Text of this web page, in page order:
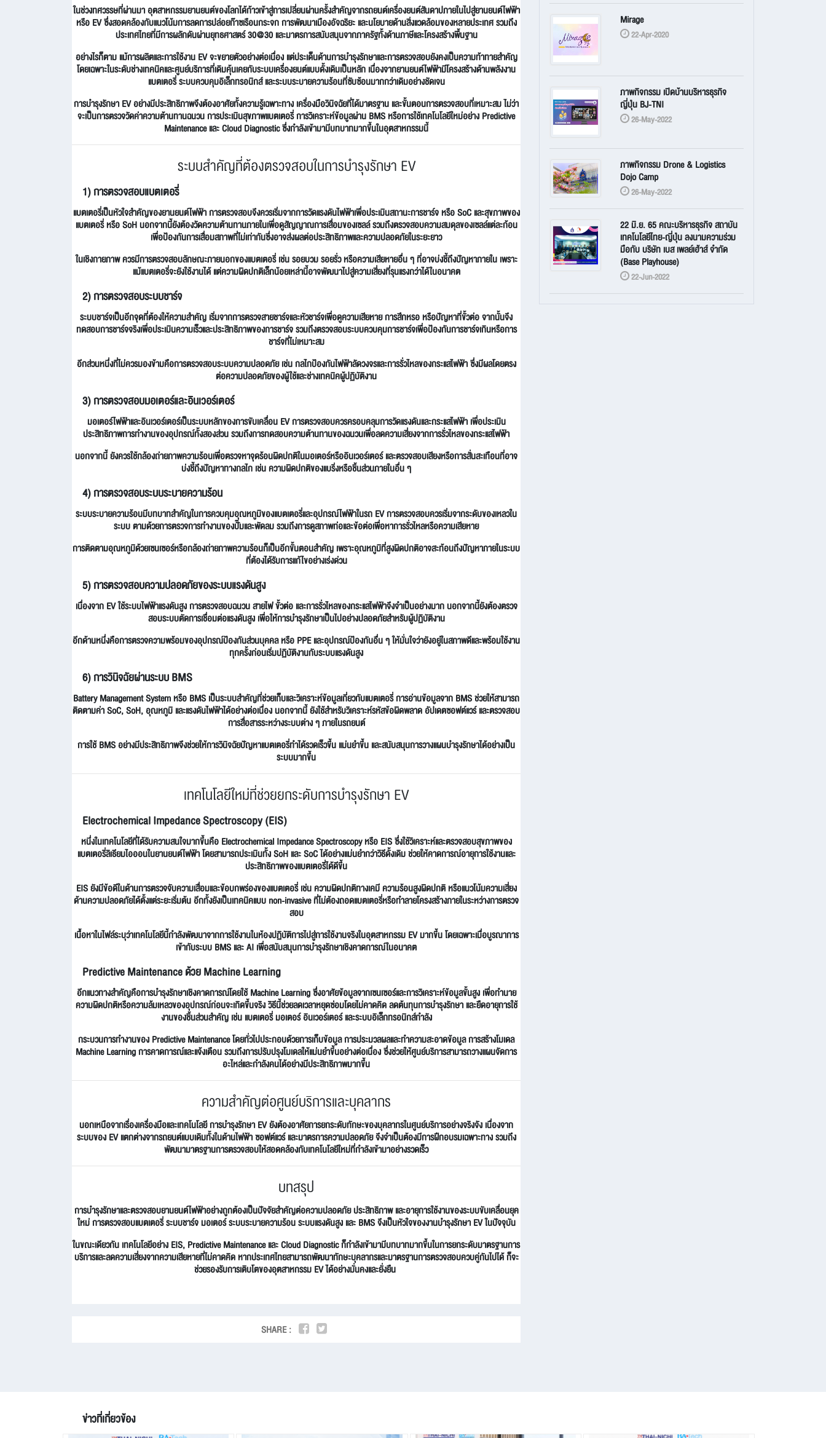
ในช่วงทศวรรษที่ผ่านมา อุตสาหกรรมยานยนต์ของโลกได้ก้าวเข้าสู่การเปลี่ยนผ่านครั้งสำคัญจากรถยนต์เครื่องยนต์สันดาปภายในไปสู่ยานยนต์ไฟฟ้า
หรือ EV ซึ่งสอดคล้องกับแนวโน้มการลดการปล่อยก๊าซเรือนกระจก การพัฒนาเมืองอัจฉริยะ และนโยบายด้านสิ่งแวดล้อมของหลายประเทศ รวมถึง
ประเทศไทยที่มีการผลักดันผ่านยุทธศาสตร์ 30@30 และมาตรการสนับสนุนจากภาครัฐทั้งด้านภาษีและโครงสร้างพื้นฐาน
อย่างไรก็ตาม แม้การผลิตและการใช้งาน EV จะขยายตัวอย่างต่อเนื่อง แต่ประเด็นด้านการบำรุงรักษาและการตรวจสอบยังคงเป็นความท้าทายสำคัญ
โดยเฉพาะในระดับช่างเทคนิคและศูนย์บริการที่เดิมคุ้นเคยกับระบบเครื่องยนต์แบบดั้งเดิมเป็นหลัก เนื่องจากยานยนต์ไฟฟ้ามีโครงสร้างด้านพลังงาน
แบตเตอรี่ ระบบควบคุมอิเล็กทรอนิกส์ และระบบระบายความร้อนที่ซับซ้อนมากกว่าเดิมอย่างชัดเจน
การบำรุงรักษา EV อย่างมีประสิทธิภาพจึงต้องอาศัยทั้งความรู้เฉพาะทาง เครื่องมือวินิจฉัยที่ได้มาตรฐาน และขั้นตอนการตรวจสอบที่เหมาะสม ไม่ว่า
จะเป็นการตรวจวัดค่าความต้านทานฉนวน การประเมินสุขภาพแบตเตอรี่ การวิเคราะห์ข้อมูลผ่าน BMS หรือการใช้เทคโนโลยีใหม่อย่าง Predictive
Maintenance และ Cloud Diagnostic ซึ่งกำลังเข้ามามีบทบาทมากขึ้นในอุตสาหกรรมนี้
ระบบสำคัญที่ต้องตรวจสอบในการบำรุงรักษา EV
1) การตรวจสอบแบตเตอรี่
แบตเตอรี่เป็นหัวใจสำคัญของยานยนต์ไฟฟ้า การตรวจสอบจึงควรเริ่มจากการวัดแรงดันไฟฟ้าเพื่อประเมินสถานะการชาร์จ หรือ SoC และสุขภาพของ
แบตเตอรี่ หรือ SoH นอกจากนี้ยังต้องวัดความต้านทานภายในเพื่อดูสัญญาณการเสื่อมของเซลล์ รวมถึงตรวจสอบความสมดุลของเซลล์แต่ละก้อน
เพื่อป้องกันการเสื่อมสภาพที่ไม่เท่ากันซึ่งอาจส่งผลต่อประสิทธิภาพและความปลอดภัยในระยะยาว
ในเชิงกายภาพ ควรมีการตรวจสอบลักษณะภายนอกของแบตเตอรี่ เช่น รอยบวม รอยรั่ว หรือความเสียหายอื่น ๆ ที่อาจบ่งชี้ถึงปัญหาภายใน เพราะ
แม้แบตเตอรี่จะยังใช้งานได้ แต่ความผิดปกติเล็กน้อยเหล่านี้อาจพัฒนาไปสู่ความเสี่ยงที่รุนแรงกว่าได้ในอนาคต
2) การตรวจสอบระบบชาร์จ
ระบบชาร์จเป็นอีกจุดที่ต้องให้ความสำคัญ เริ่มจากการตรวจสายชาร์จและหัวชาร์จเพื่อดูความเสียหาย การสึกหรอ หรือปัญหาที่ขั้วต่อ จากนั้นจึง
ทดสอบการชาร์จจริงเพื่อประเมินความเร็วและประสิทธิภาพของการชาร์จ รวมถึงตรวจสอบระบบควบคุมการชาร์จเพื่อป้องกันการชาร์จเกินหรือการ
ชาร์จที่ไม่เหมาะสม
อีกส่วนหนึ่งที่ไม่ควรมองข้ามคือการตรวจสอบระบบความปลอดภัย เช่น กลไกป้องกันไฟฟ้าลัดวงจรและการรั่วไหลของกระแสไฟฟ้า ซึ่งมีผลโดยตรง
ต่อความปลอดภัยของผู้ใช้และช่างเทคนิคผู้ปฏิบัติงาน
3) การตรวจสอบมอเตอร์และอินเวอร์เตอร์
มอเตอร์ไฟฟ้าและอินเวอร์เตอร์เป็นระบบหลักของการขับเคลื่อน EV การตรวจสอบควรครอบคลุมการวัดแรงดันและกระแสไฟฟ้า เพื่อประเมิน
ประสิทธิภาพการทำงานของอุปกรณ์ทั้งสองส่วน รวมถึงการทดสอบความต้านทานของฉนวนเพื่อลดความเสี่ยงจากการรั่วไหลของกระแสไฟฟ้า
นอกจากนี้ ยังควรใช้กล้องถ่ายภาพความร้อนเพื่อตรวจหาจุดร้อนผิดปกติในมอเตอร์หรืออินเวอร์เตอร์ และตรวจสอบเสียงหรือการสั่นสะเทือนที่อาจ
บ่งชี้ถึงปัญหาทางกลไก เช่น ความผิดปกติของแบริ่งหรือชิ้นส่วนภายในอื่น ๆ
4) การตรวจสอบระบบระบายความร้อน
ระบบระบายความร้อนมีบทบาทสำคัญในการควบคุมอุณหภูมิของแบตเตอรี่และอุปกรณ์ไฟฟ้าในรถ EV การตรวจสอบควรเริ่มจากระดับของเหลวใน
ระบบ ตามด้วยการตรวจการทำงานของปั๊มและพัดลม รวมถึงการดูสภาพท่อและข้อต่อเพื่อหาการรั่วไหลหรือความเสียหาย
การติดตามอุณหภูมิด้วยเซนเซอร์หรือกล้องถ่ายภาพความร้อนก็เป็นอีกขั้นตอนสำคัญ เพราะอุณหภูมิที่สูงผิดปกติอาจสะท้อนถึงปัญหาภายในระบบ
ที่ต้องได้รับการแก้ไขอย่างเร่งด่วน
5) การตรวจสอบความปลอดภัยของระบบแรงดันสูง
เนื่องจาก EV ใช้ระบบไฟฟ้าแรงดันสูง การตรวจสอบฉนวน สายไฟ ขั้วต่อ และการรั่วไหลของกระแสไฟฟ้าจึงจำเป็นอย่างมาก นอกจากนี้ยังต้องตรวจ
สอบระบบตัดการเชื่อมต่อแรงดันสูง เพื่อให้การบำรุงรักษาเป็นไปอย่างปลอดภัยสำหรับผู้ปฏิบัติงาน
อีกด้านหนึ่งคือการตรวจความพร้อมของอุปกรณ์ป้องกันส่วนบุคคล หรือ PPE และอุปกรณ์ป้องกันอื่น ๆ ให้มั่นใจว่ายังอยู่ในสภาพดีและพร้อมใช้งาน
ทุกครั้งก่อนเริ่มปฏิบัติงานกับระบบแรงดันสูง
6) การวินิจฉัยผ่านระบบ BMS
Battery Management System หรือ BMS เป็นระบบสำคัญที่ช่วยเก็บและวิเคราะห์ข้อมูลเกี่ยวกับแบตเตอรี่ การอ่านข้อมูลจาก BMS ช่วยให้สามารถ
ติดตามค่า SoC, SoH, อุณหภูมิ และแรงดันไฟฟ้าได้อย่างต่อเนื่อง นอกจากนี้ ยังใช้สำหรับวิเคราะห์รหัสข้อผิดพลาด อัปเดตซอฟต์แวร์ และตรวจสอบ
การสื่อสารระหว่างระบบต่าง ๆ ภายในรถยนต์
การใช้ BMS อย่างมีประสิทธิภาพจึงช่วยให้การวินิจฉัยปัญหาแบตเตอรี่ทำได้รวดเร็วขึ้น แม่นยำขึ้น และสนับสนุนการวางแผนบำรุงรักษาได้อย่างเป็น
ระบบมากขึ้น
เทคโนโลยีใหม่ที่ช่วยยกระดับการบำรุงรักษา EV
Electrochemical Impedance Spectroscopy (EIS)
หนึ่งในเทคโนโลยีที่ได้รับความสนใจมากขึ้นคือ Electrochemical Impedance Spectroscopy หรือ EIS ซึ่งใช้วิเคราะห์และตรวจสอบสุขภาพของ
แบตเตอรี่ลิเธียมไอออนในยานยนต์ไฟฟ้า โดยสามารถประเมินทั้ง SoH และ SoC ได้อย่างแม่นยำกว่าวิธีดั้งเดิม ช่วยให้คาดการณ์อายุการใช้งานและ
ประสิทธิภาพของแบตเตอรี่ได้ดีขึ้น
EIS ยังมีข้อดีในด้านการตรวจจับความเสื่อมและข้อบกพร่องของแบตเตอรี่ เช่น ความผิดปกติทางเคมี ความร้อนสูงผิดปกติ หรือแนวโน้มความเสี่ยง
ด้านความปลอดภัยได้ตั้งแต่ระยะเริ่มต้น อีกทั้งยังเป็นเทคนิคแบบ non-invasive ที่ไม่ต้องถอดแบตเตอรี่หรือทำลายโครงสร้างภายในระหว่างการตรวจ
สอบ
เนื้อหาในไฟล์ระบุว่าเทคโนโลยีนี้กำลังพัฒนาจากการใช้งานในห้องปฏิบัติการไปสู่การใช้งานจริงในอุตสาหกรรม EV มากขึ้น โดยเฉพาะเมื่อบูรณาการ
เข้ากับระบบ BMS และ AI เพื่อสนับสนุนการบำรุงรักษาเชิงคาดการณ์ในอนาคต
Predictive Maintenance ด้วย Machine Learning
อีกแนวทางสำคัญคือการบำรุงรักษาเชิงคาดการณ์โดยใช้ Machine Learning ซึ่งอาศัยข้อมูลจากเซนเซอร์และการวิเคราะห์ข้อมูลขั้นสูง เพื่อทำนาย
ความผิดปกติหรือความล้มเหลวของอุปกรณ์ก่อนจะเกิดขึ้นจริง วิธีนี้ช่วยลดเวลาหยุดซ่อมโดยไม่คาดคิด ลดต้นทุนการบำรุงรักษา และยืดอายุการใช้
งานของชิ้นส่วนสำคัญ เช่น แบตเตอรี่ มอเตอร์ อินเวอร์เตอร์ และระบบอิเล็กทรอนิกส์กำลัง
กระบวนการทำงานของ Predictive Maintenance โดยทั่วไปประกอบด้วยการเก็บข้อมูล การประมวลผลและทำความสะอาดข้อมูล การสร้างโมเดล
Machine Learning การคาดการณ์และแจ้งเตือน รวมถึงการปรับปรุงโมเดลให้แม่นยำขึ้นอย่างต่อเนื่อง ซึ่งช่วยให้ศูนย์บริการสามารถวางแผนจัดการ
อะไหล่และกำลังคนได้อย่างมีประสิทธิภาพมากขึ้น
ความสำคัญต่อศูนย์บริการและบุคลากร
นอกเหนือจากเรื่องเครื่องมือและเทคโนโลยี การบำรุงรักษา EV ยังต้องอาศัยการยกระดับทักษะของบุคลากรในศูนย์บริการอย่างจริงจัง เนื่องจาก
ระบบของ EV แตกต่างจากรถยนต์แบบเดิมทั้งในด้านไฟฟ้า ซอฟต์แวร์ และมาตรการความปลอดภัย จึงจำเป็นต้องมีการฝึกอบรมเฉพาะทาง รวมถึง
พัฒนามาตรฐานการตรวจสอบให้สอดคล้องกับเทคโนโลยีใหม่ที่กำลังเข้ามาอย่างรวดเร็ว
บทสรุป
การบำรุงรักษาและตรวจสอบยานยนต์ไฟฟ้าอย่างถูกต้องเป็นปัจจัยสำคัญต่อความปลอดภัย ประสิทธิภาพ และอายุการใช้งานของระบบขับเคลื่อนยุค
ใหม่ การตรวจสอบแบตเตอรี่ ระบบชาร์จ มอเตอร์ ระบบระบายความร้อน ระบบแรงดันสูง และ BMS จึงเป็นหัวใจของงานบำรุงรักษา EV ในปัจจุบัน
ในขณะเดียวกัน เทคโนโลยีอย่าง EIS, Predictive Maintenance และ Cloud Diagnostic ก็กำลังเข้ามามีบทบาทมากขึ้นในการยกระดับมาตรฐานการ
บริการและลดความเสี่ยงจากความเสียหายที่ไม่คาดคิด หากประเทศไทยสามารถพัฒนาทักษะบุคลากรและมาตรฐานการตรวจสอบควบคู่กันไปได้ ก็จะ
ช่วยรองรับการเติบโตของอุตสาหกรรม EV ได้อย่างมั่นคงและยั่งยืน
SHARE :
Mirage
22-Apr-2020
ภาพกิจกรรม เปิดบ้านบริหารธุรกิจ
ญี่ปุ่น BJ-TNI
26-May-2022
ภาพกิจกรรม Drone & Logistics
Dojo Camp
26-May-2022
22 มิ.ย. 65 คณะบริหารธุรกิจ สถาบัน
เทคโนโลยีไทย-ญี่ปุ่น ลงนามความร่วม
มือกับ บริษัท เบส เพลย์เฮ้าส์ จำกัด
(Base Playhouse)
22-Jun-2022
ข่าวที่เกี่ยวข้อง